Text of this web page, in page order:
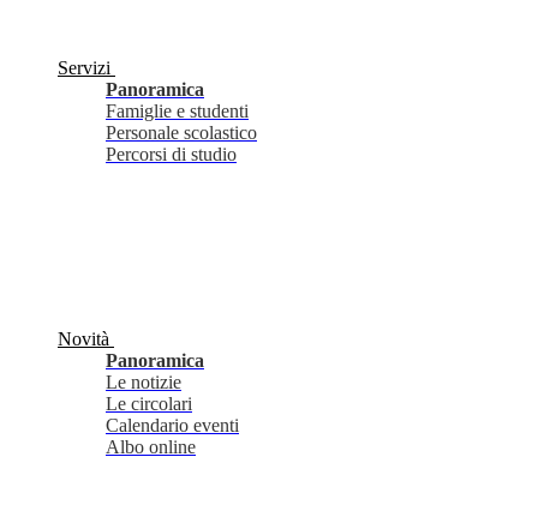
Servizi
Panoramica
Famiglie e studenti
Personale scolastico
Percorsi di studio
Novità
Panoramica
Le notizie
Le circolari
Calendario eventi
Albo online